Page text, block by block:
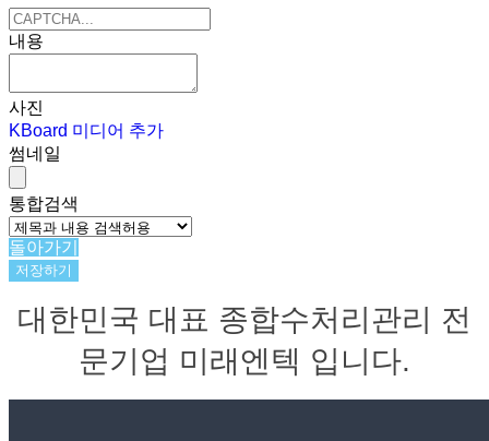
내용
사진
KBoard 미디어 추가
썸네일
통합검색
돌아가기
저장하기
대한민국 대표 종합수처리관리 전
문기업 미래엔텍 입니다.